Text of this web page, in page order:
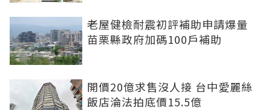
老屋健檢耐震初評補助申請爆量
苗栗縣政府加碼100戶補助
開價20億求售沒人接 台中愛麗絲
飯店淪法拍底價15.5億